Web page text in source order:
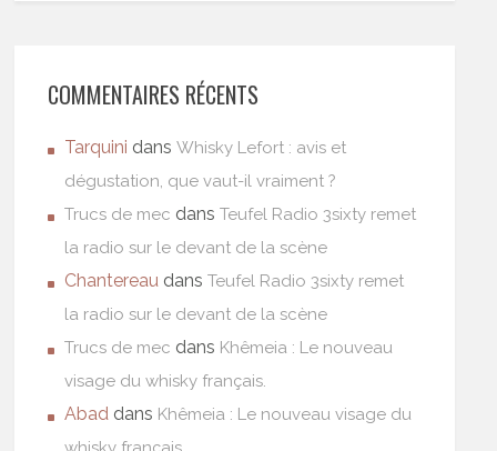
COMMENTAIRES RÉCENTS
Tarquini dansWhisky Lefort : avis et
dégustation, que vaut-il vraiment ?
Trucs de mec dansTeufel Radio 3sixty remet
la radio sur le devant de la scène
Chantereau dansTeufel Radio 3sixty remet
la radio sur le devant de la scène
Trucs de mec dans Khêmeia : Le nouveau
visage du whisky français.
Abad dans Khêmeia : Le nouveau visage du